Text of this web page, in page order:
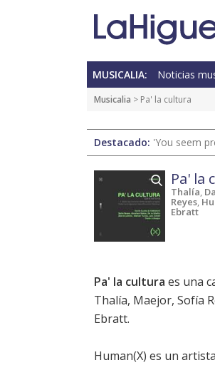
MUSICALIA: Noticias
Musicalia > Pa' la cultura
Destacado: 'You seem
Pa' la
Thalía,
Reyes,
Ebratt
Pa' la cultura es una
Thalía, Maejor, Sofía
Ebratt.
Human(X) es un